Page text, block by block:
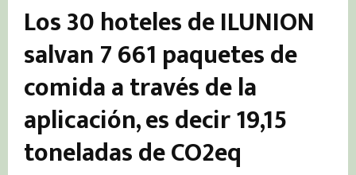
Los 30 hoteles de ILUNION
salvan 7 661 paquetes de
comida a través de la
aplicación, es decir 19,15
toneladas de CO2eq